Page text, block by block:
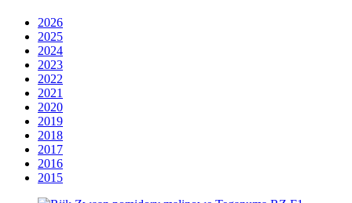
2026
2025
2024
2023
2022
2021
2020
2019
2018
2017
2016
2015